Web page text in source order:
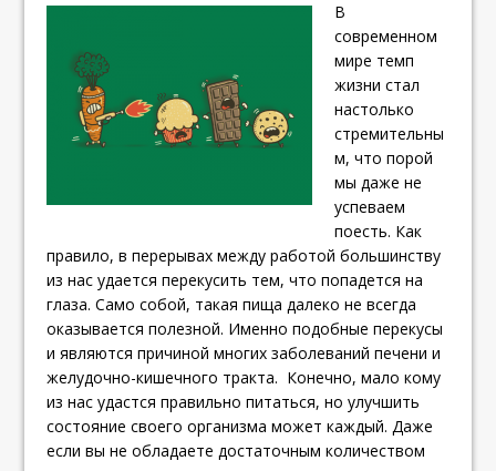
В
современном
мире темп
жизни стал
настолько
стремительны
м, что порой
мы даже не
успеваем
поесть. Как
правило, в перерывах между работой большинству
из нас удается перекусить тем, что попадется на
глаза. Само собой, такая пища далеко не всегда
оказывается полезной. Именно подобные перекусы
и являются причиной многих заболеваний печени и
желудочно-кишечного тракта. Конечно, мало кому
из нас удастся правильно питаться, но улучшить
состояние своего организма может каждый. Даже
если вы не обладаете достаточным количеством